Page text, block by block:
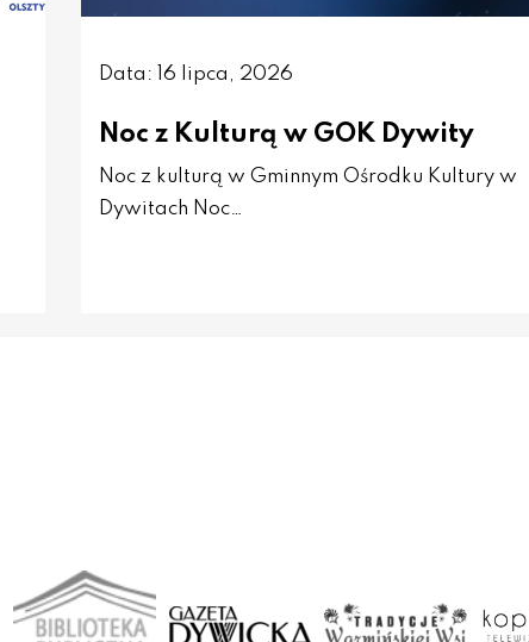
Data: 16 lipca, 2026
Noc z Kulturą w GOK Dywity
Noc z kulturą w Gminnym Ośrodku Kultury w
Dywitach Noc…